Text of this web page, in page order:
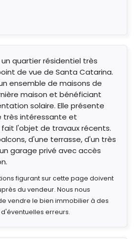
quartier résidentiel très
de vue de Santa Catarina.
ensemble de maisons de
maison et bénéficiant
solaire. Elle présente
très intéressante et
fait l'objet de travaux récents.
d'une terrasse, d'un très
garage privé avec accès
figurant sur cette page doivent
du vendeur. Nous nous
vendre le bien immobilier à des
erreurs.